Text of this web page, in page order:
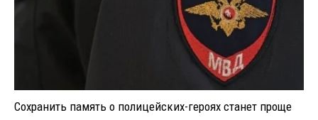
Сохранить память о полицейских-героях станет проще